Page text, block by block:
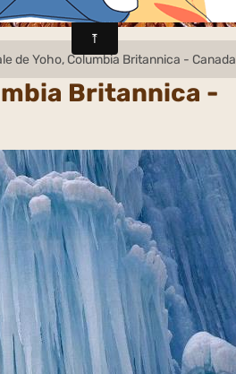
de Yoho, Columbia Britannica - Canada
Britannica -